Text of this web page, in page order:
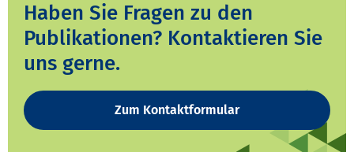
Haben Sie Fragen zu den
Publikationen? Kontaktieren Sie
uns gerne.
Zum Kontaktformular